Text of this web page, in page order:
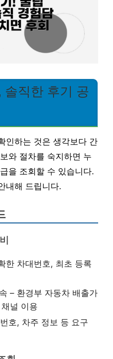
솔직한 후기 공
인하는 것은 생각보다 간
와 절차를 숙지하면 누
을 조회할 수 있습니다.
내해 드립니다.
한 차대번호, 최초 등록
– 환경부 자동차 배출가
널 이용
호, 차주 정보 등 요구